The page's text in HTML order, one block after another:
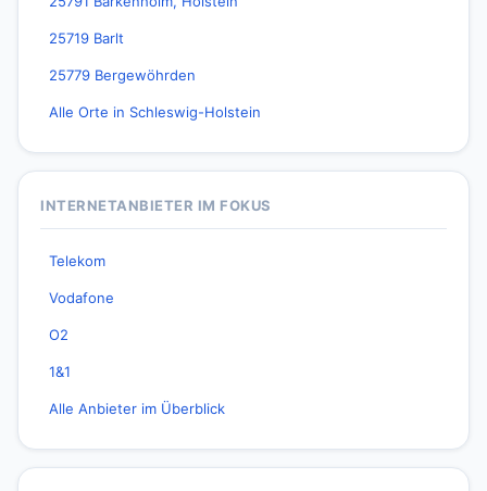
25719 Barlt
25779 Bergewöhrden
Alle Orte in Schleswig-Holstein
INTERNETANBIETER IM FOKUS
Telekom
Vodafone
O2
1&1
Alle Anbieter im Überblick